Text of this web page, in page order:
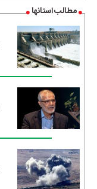
مطالب استانها